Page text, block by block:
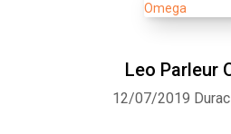
Leo Parleur
12/07/2019